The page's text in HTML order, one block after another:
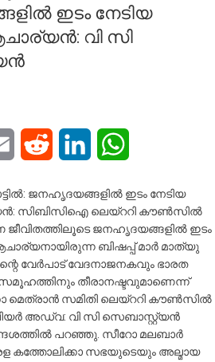
ഇടം നേടിയ
വി സി
Email Reddit LinkedIn
ജനഹൃദയങ്ങളിൽ ഇടം നേടിയ
സിബിസിഐ ലെയ്ററി കൗൺസിൽ
ജീവിതത്തിലൂടെ ജനഹൃദയങ്ങളിൽ ഇടം
ബിഷപ്പ് മാർ മാത്യു
വേർപാട് വേദനാജനകവും ഭാരത
തീരാനഷ്ടവുമാണെന്ന്
മെത്രാൻ സമിതി ലെയ്ററി കൗൺസിൽ
അഡ്വ: വി സി സെബാസ്റ്റ്യൻ
പറഞ്ഞു. സീറോ മലബാർ
കത്തോലിക്കാ സഭയുടെയും അല്മായ